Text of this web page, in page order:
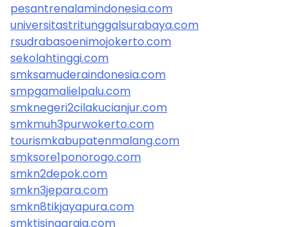
pesantrenalamindonesia.com
universitastritunggalsurabaya.com
rsudrabasoenimojokerto.com
sekolahtinggi.com
smksamuderaindonesia.com
smpgamalielpalu.com
smknegeri2cilakucianjur.com
smkmuh3purwokerto.com
tourismkabupatenmalang.com
smksore1ponorogo.com
smkn2depok.com
smkn3jepara.com
smkn8tikjayapura.com
smktisingaraja.com